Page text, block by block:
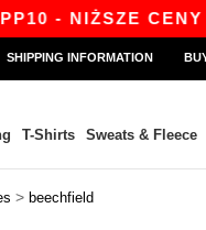
NIŻSZE CENY
SHIPPING INFORMATION
T-Shirts Sweats & Fleece
> beechfield